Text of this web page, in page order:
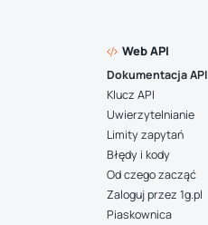
Web API
Dokumentacja API
Klucz API
Uwierzytelnianie
Limity zapytań
Błędy i kody
Od czego zacząć
Zaloguj przez 1g.pl
Piaskownica